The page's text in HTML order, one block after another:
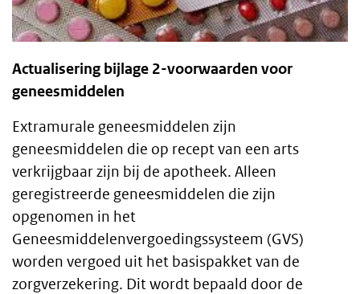
Actualisering bijlage 2-voorwaarden voor
geneesmiddelen
Extramurale geneesmiddelen zijn
geneesmiddelen die op recept van een arts
verkrijgbaar zijn bij de apotheek. Alleen
geregistreerde geneesmiddelen die zijn
opgenomen in het
Geneesmiddelenvergoedingssysteem (GVS)
worden vergoed uit het basispakket van de
zorgverzekering. Dit wordt bepaald door de